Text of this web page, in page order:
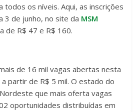
todos os níveis. Aqui, as inscrições
3 de junho, no site da MSM
de R$ 47 e R$ 160.
de 16 mil vagas abertas nesta
partir de R$ 5 mil. O estado do
que mais oferta vagas
oportunidades distribuídas em